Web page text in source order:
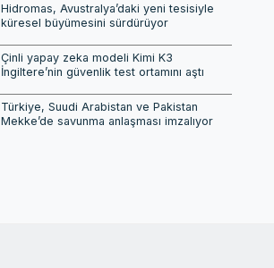
Hidromas, Avustralya’daki yeni tesisiyle
küresel büyümesini sürdürüyor
Çinli yapay zeka modeli Kimi K3
İngiltere’nin güvenlik test ortamını aştı
Türkiye, Suudi Arabistan ve Pakistan
Mekke’de savunma anlaşması imzalıyor